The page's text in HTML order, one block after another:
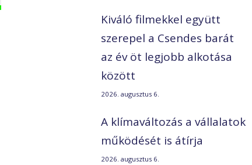
Kiváló filmekkel együtt
szerepel a Csendes barát
az év öt legjobb alkotása
között
2026. augusztus 6.
A klímaváltozás a vállalatok
működését is átírja
2026. augusztus 6.